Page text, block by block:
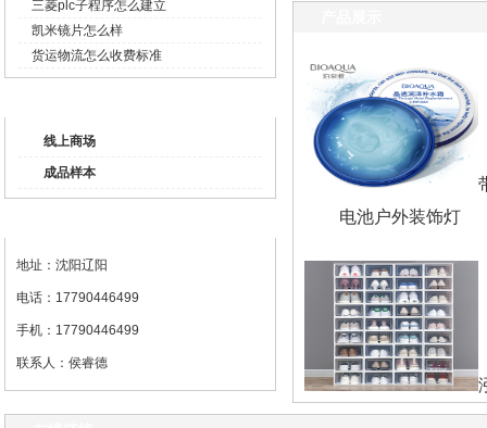
三菱plc子程序怎么建立
凯米镜片怎么样
货运物流怎么收费标准
线上商场
成品样本
地址：沈阳辽阳
电话：17790446499
手机：17790446499
联系人：侯睿德
电池户外装饰灯
凯环保设备焚烧炉